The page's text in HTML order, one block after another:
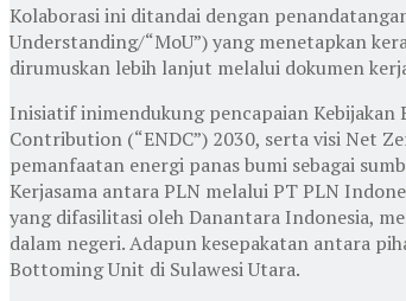
Kolaborasi ini ditandai dengan
Understanding/“MoU”) yang menetapkan
dirumuskan lebih lanjut melalui dokumen
Inisiatif inimendukung pencapaian
Contribution (“ENDC”) 2030, serta visi Net
pemanfaatan energi panas bumi sebagai
Kerjasama antara PLN melalui PT PLN
yang difasilitasi oleh Danantara Indonesia,
dalam negeri. Adapun kesepakatan antara
Bottoming Unit di Sulawesi Utara.